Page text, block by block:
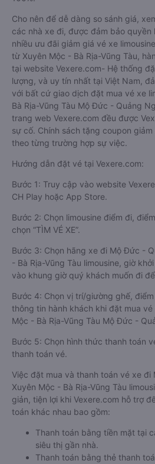
Cho nên để dễ dàng so sánh giá,
các nhà xe đi, được đảm bảo quyền
nhiều ưu đãi giảm giá vé xe
từ Xuyên Mộc - Bà Rịa-Vũng Tàu,
tại website Vexere.com- Hệ thống
lượng, và uy tín nhất tại Việt Nam,
với bất cứ giao dịch đặt mua vé xe
Bà Rịa-Vũng Tàu Mộ Đức - Quảng
trang web Vexere.com đều được
sự cố. Chính sách tặng coupon
theo từng trường hợp sự việc.
Hướng dẫn đặt vé tại Vexere.com:
Bước 1: Truy cập vào website
CH Play hoặc App Store.
Bước 2: Chọn limousine điểm đi,
chọn “TÌM VÉ XE”.
Bước 3: Chọn hãng xe đi Mộ Đức -
- Bà Rịa-Vũng Tàu limousine, giờ
vào khung giờ quý khách muốn đi
Bước 4: Chọn vị trí/giường ghế,
thông tin hành khách khi đặt mua vé
Mộc - Bà Rịa-Vũng Tàu Mộ Đức -
Bước 5: Chọn hình thức thanh toán
thanh toán vé.
Việc đặt mua và thanh toán vé xe
Xuyên Mộc - Bà Rịa-Vũng Tàu
giản, tiện lợi khi Vexere.com hỗ trợ
toán khác nhau bao gồm:
Thanh toán bằng tiền mặt tại
siêu thị gần nhà.
Thanh toán bằng thẻ thanh